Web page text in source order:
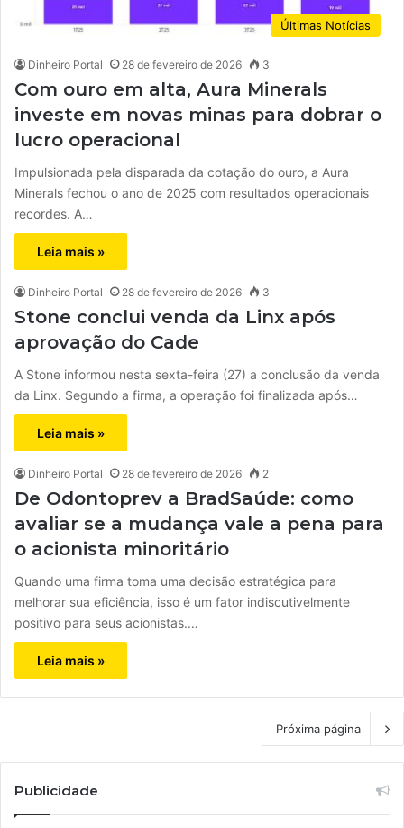
Últimas Notícias
Dinheiro Portal 28 de fevereiro de 2026 3
Com ouro em alta, Aura Minerals
investe em novas minas para dobrar o
lucro operacional
Impulsionada pela disparada da cotação do ouro, a Aura
Minerals fechou o ano de 2025 com resultados operacionais
recordes. A…
Leia mais »
Dinheiro Portal 28 de fevereiro de 2026 3
Stone conclui venda da Linx após
aprovação do Cade
A Stone informou nesta sexta-feira (27) a conclusão da venda
da Linx. Segundo a firma, a operação foi finalizada após…
Leia mais »
Dinheiro Portal 28 de fevereiro de 2026 2
De Odontoprev a BradSaúde: como
avaliar se a mudança vale a pena para
o acionista minoritário
Quando uma firma toma uma decisão estratégica para
melhorar sua eficiência, isso é um fator indiscutivelmente
positivo para seus acionistas.…
Leia mais »
Próxima página
Publicidade